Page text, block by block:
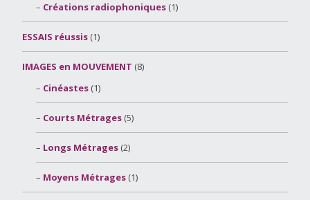
Créations radiophoniques(1)
ESSAIS réussis (1)
IMAGES en MOUVEMENT (8)
Cinéastes(1)
Courts Métrages(5)
Longs Métrages(2)
Moyens Métrages(1)